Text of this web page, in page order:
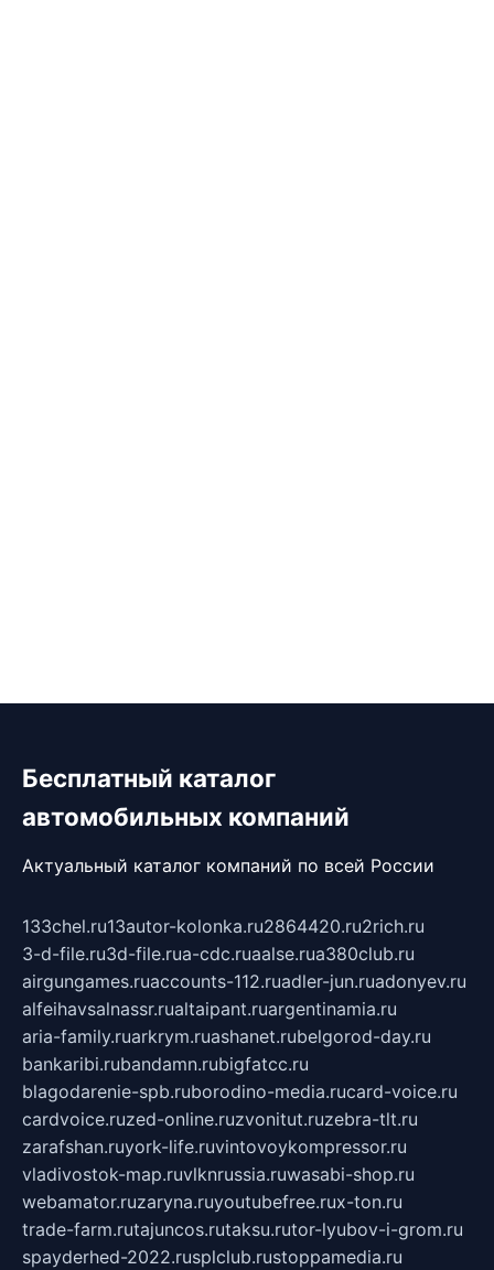
Бесплатный каталог
автомобильных компаний
Актуальный каталог компаний по всей России
133chel.ru13autor-kolonka.ru2864420.ru2rich.ru
3-d-file.ru3d-file.rua-cdc.ruaalse.rua380club.ru
airgungames.ruaccounts-112.ruadler-jun.ruadonyev.ru
alfeihavsalnassr.rualtaipant.ruargentinamia.ru
aria-family.ruarkrym.ruashanet.rubelgorod-day.ru
bankaribi.rubandamn.rubigfatcc.ru
blagodarenie-spb.ruborodino-media.rucard-voice.ru
cardvoice.ruzed-online.ruzvonitut.ruzebra-tlt.ru
zarafshan.ruyork-life.ruvintovoykompressor.ru
vladivostok-map.ruvlknrussia.ruwasabi-shop.ru
webamator.ruzaryna.ruyoutubefree.rux-ton.ru
trade-farm.rutajuncos.rutaksu.rutor-lyubov-i-grom.ru
spayderhed-2022.rusplclub.rustoppamedia.ru